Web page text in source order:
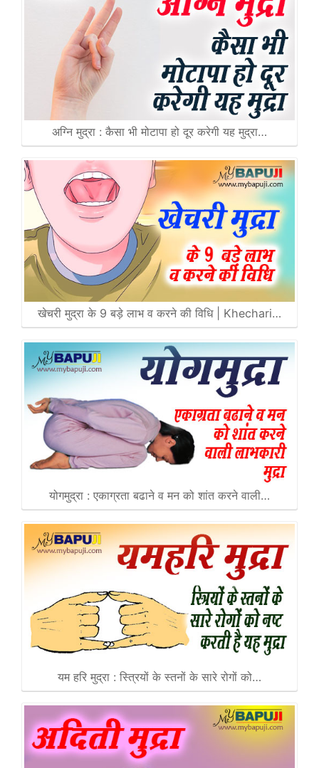
अग्नि मुद्रा : कैसा भी मोटापा हो दूर करेगी यह मुद्रा…
खेचरी मुद्रा के 9 बड़े लाभ व करने की विधि | Khechari…
योगमुद्रा : एकाग्रता बढाने व मन को शांत करने वाली…
यम हरि मुद्रा : स्त्रियों के स्तनों के सारे रोगों को…